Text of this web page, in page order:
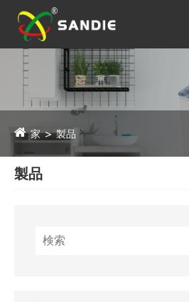
家 製品
製品